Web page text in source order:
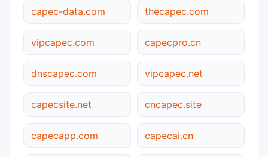
capec-data.com thecapec.com
vipcapec.com capecpro.cn
dnscapec.com vipcapec.net
capecsite.net cncapec.site
capecapp.com capecai.cn